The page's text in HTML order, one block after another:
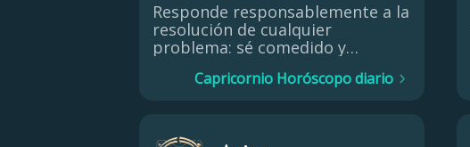
Responde responsablemente a la
resolución de cualquier
problema: sé comedido y
vida, confía en el azar. Eres más
energía en la dirección correcta.
Capricornio Horóscopo diario